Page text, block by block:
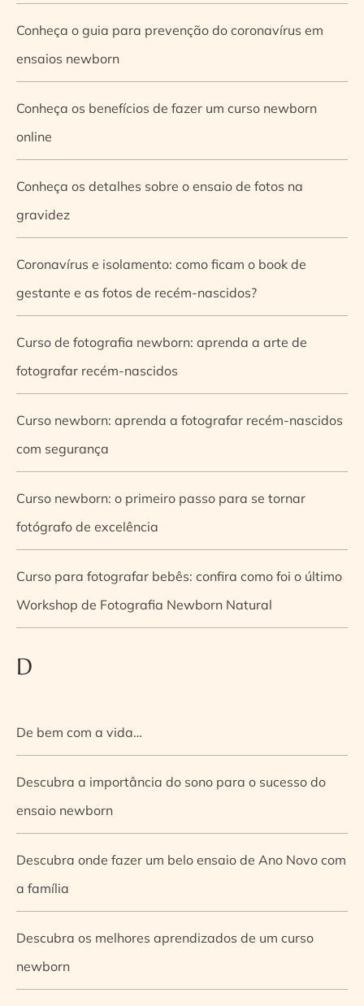
Conheça o guia para prevenção do coronavírus em
ensaios newborn
Conheça os benefícios de fazer um curso newborn
online
Conheça os detalhes sobre o ensaio de fotos na
gravidez
Coronavírus e isolamento: como ficam o book de
gestante e as fotos de recém-nascidos?
Curso de fotografia newborn: aprenda a arte de
fotografar recém-nascidos
Curso newborn: aprenda a fotografar recém-nascidos
com segurança
Curso newborn: o primeiro passo para se tornar
fotógrafo de excelência
Curso para fotografar bebês: confira como foi o último
Workshop de Fotografia Newborn Natural
D
De bem com a vida…
Descubra a importância do sono para o sucesso do
ensaio newborn
Descubra onde fazer um belo ensaio de Ano Novo com
a família
Descubra os melhores aprendizados de um curso
newborn